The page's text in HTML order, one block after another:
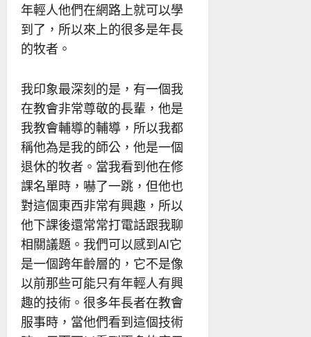
年輕人他們在網路上就可以學
到了，所以來上的很多是年長
的牧者。
我印象最深刻的是，有一個我
在教會非常尊敬的長輩，他是
我教會輔導的輔導，所以我都
稱他為是我的師公，他是一個
退休的牧者。當我看到他在修
課名單時，嚇了一跳，但他也
對這個東西非常有興趣，所以
他下課後還常常打電話跟我聊
相關議題。我們可以感到AI它
是一個跨年齡層的，它不是像
以前那些可能只有年輕人有興
趣的技術。很多年長者在教會
服事時，當他們看到這個技術